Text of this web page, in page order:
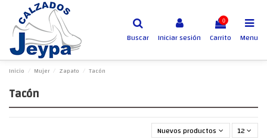
Buscar Iniciar sesión
0
Carrito Menu
Inicio Mujer Zapato Tacón
Tacón
Nuevos productos primero12